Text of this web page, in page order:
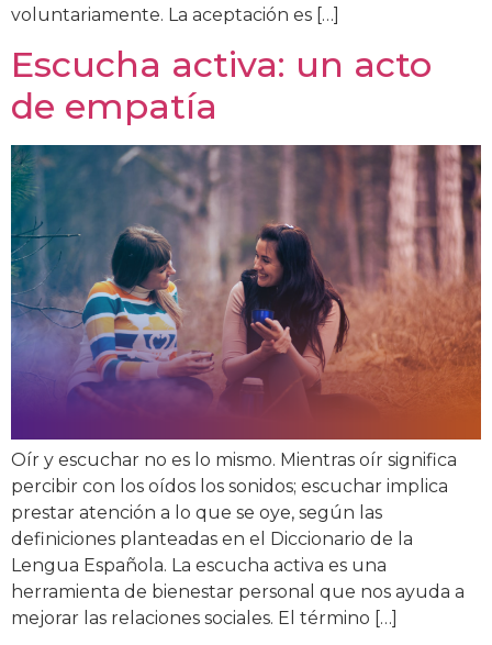
voluntariamente. La aceptación es […]
Escucha activa: un acto
de empatía
Oír y escuchar no es lo mismo. Mientras oír significa
percibir con los oídos los sonidos; escuchar implica
prestar atención a lo que se oye, según las
definiciones planteadas en el Diccionario de la
Lengua Española. La escucha activa es una
herramienta de bienestar personal que nos ayuda a
mejorar las relaciones sociales. El término […]